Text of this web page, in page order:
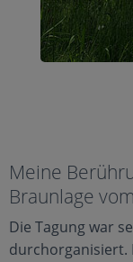
Meine
Braunlage
Die Tagung war
durchorganisiert.